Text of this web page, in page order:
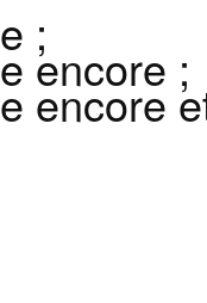
;
encore ;
encore